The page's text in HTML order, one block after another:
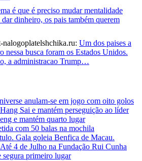
é que é preciso mudar mentalidade
dinheiro, os pais também querem
Um dos paises a
nessa busca foram os Estados Unidos.
a administracao Trump…
anulam-se em jogo com oito golos
Sai e mantém perseguição ao líder
e mantém quarto lugar
com 50 balas na mochila
Gala goleia Benfica de Macau.
4 de Julho na Fundação Rui Cunha
segura primeiro lugar